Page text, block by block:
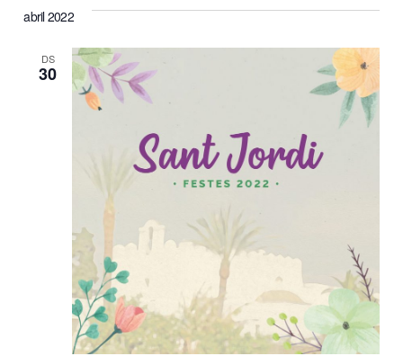
abril 2022
DS
30